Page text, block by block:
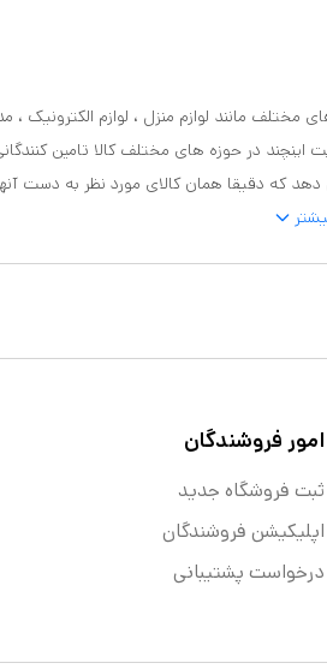
مختلف مانند لوازم منزل ، لوازم الکترونیک
در حوزه های مختلف کالا تامین
دهد که دقیقا همان کالای مورد نظر به دست
امور فروشندگان
ثبت فروشگاه جدید
اپلیکیشن فروشندگان
درخواست پشتیبانی